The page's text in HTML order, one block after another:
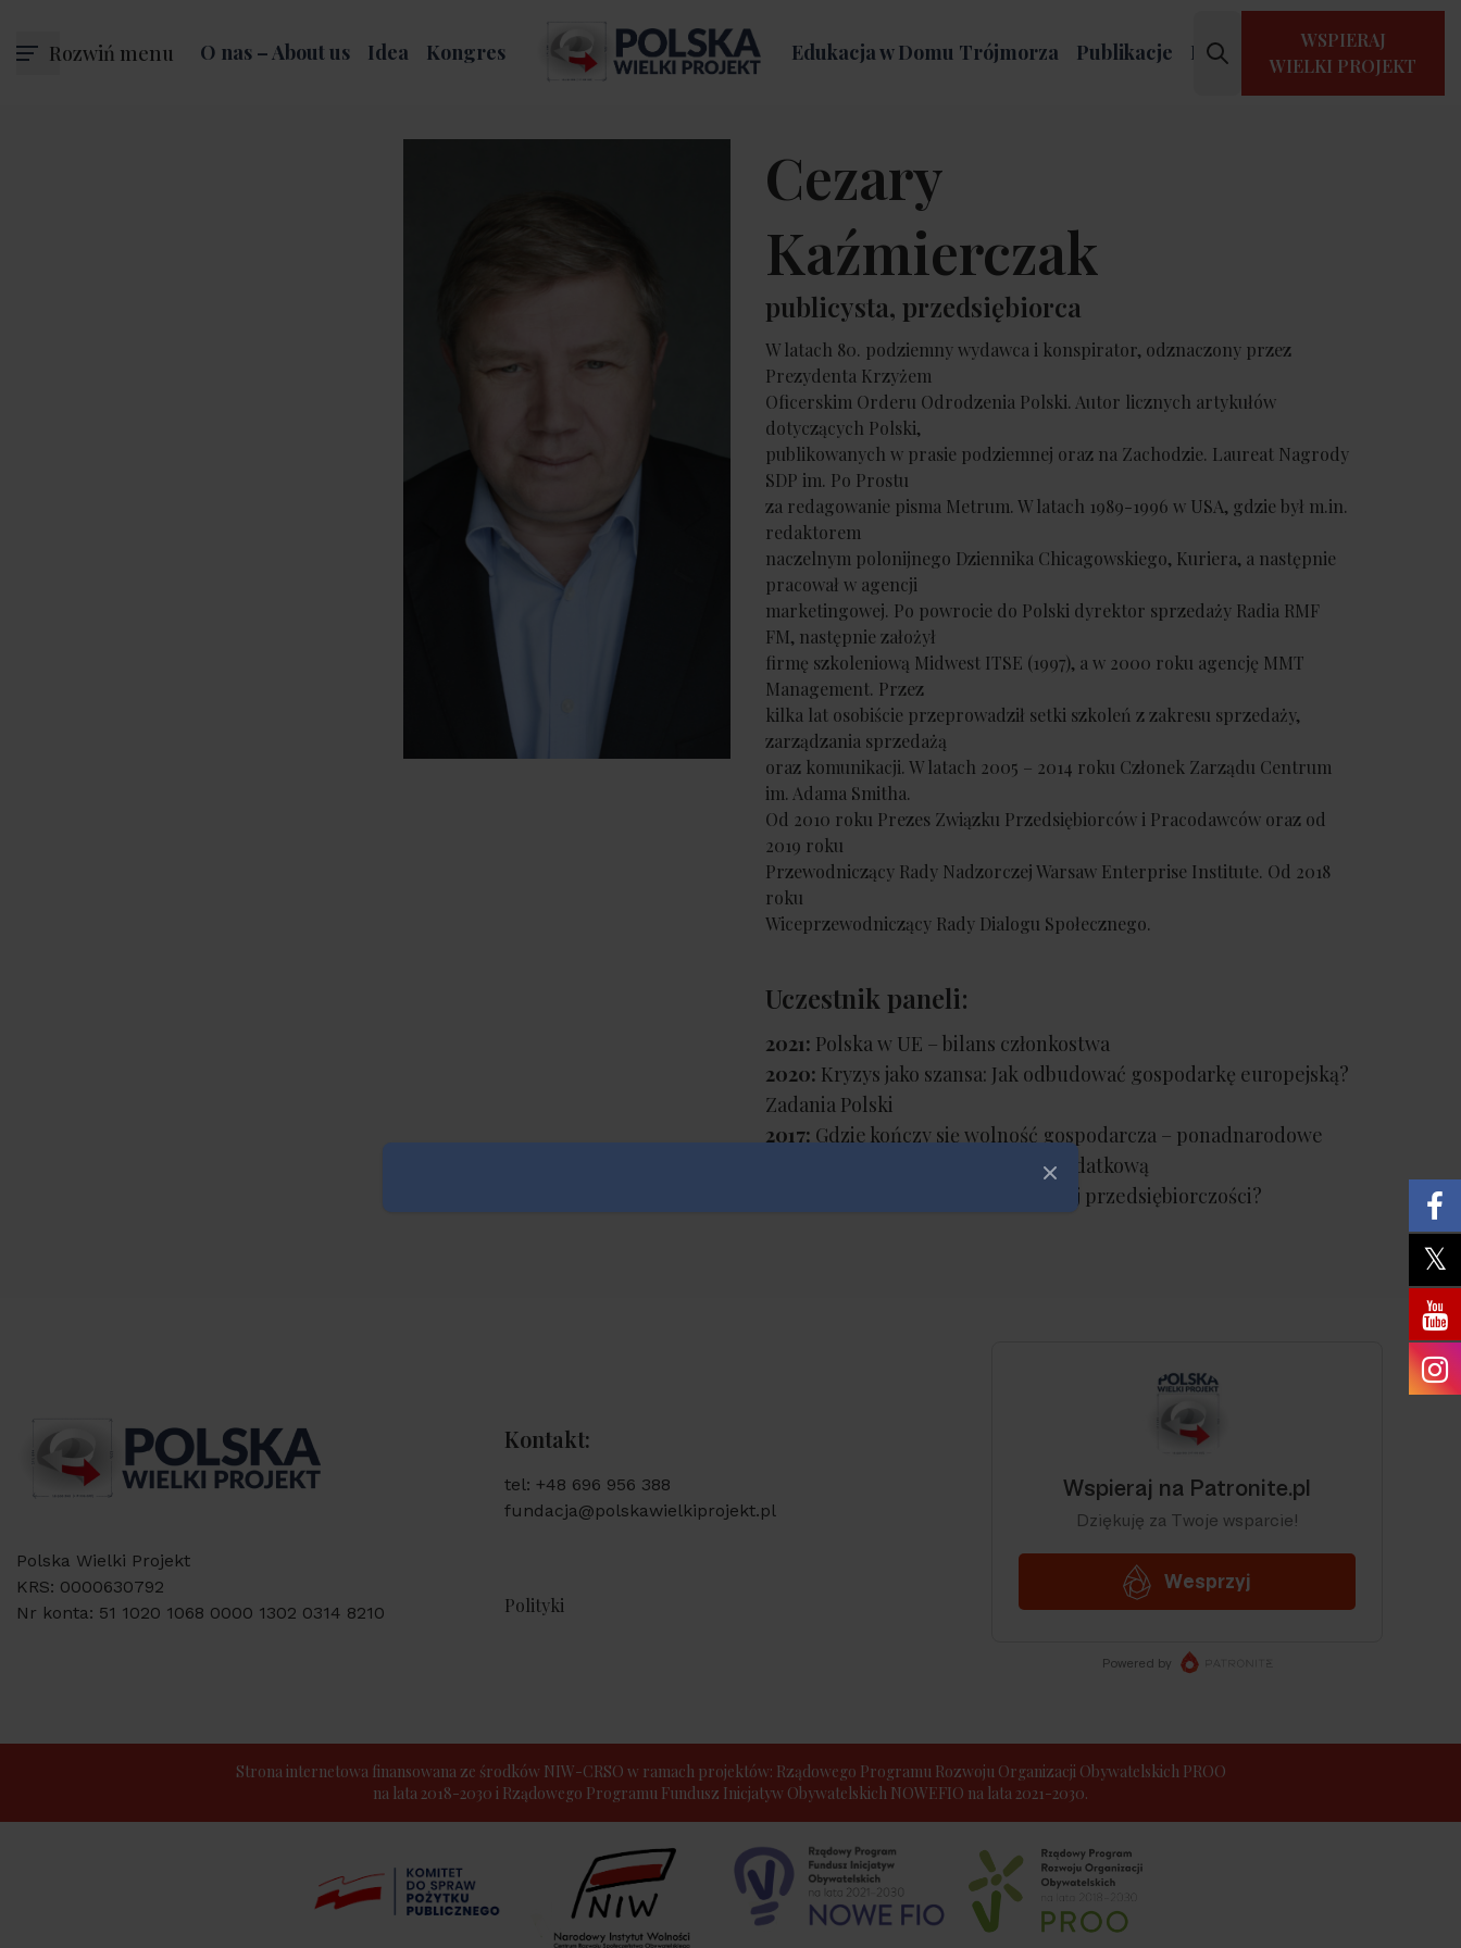
Rozwiń menu O nas – About us Idea Kongres Edukacja w Domu Trójmorza Publikacje Kontakt
WSPIERAJ
WIELKI PROJEKT
Cezary
Kaźmierczak
publicysta, przedsiębiorca
W latach 80. podziemny wydawca i konspirator, odznaczony przez
Prezydenta Krzyżem
Oficerskim Orderu Odrodzenia Polski. Autor licznych artykułów
dotyczących Polski,
publikowanych w prasie podziemnej oraz na Zachodzie. Laureat Nagrody
SDP im. Po Prostu
za redagowanie pisma Metrum. W latach 1989-1996 w USA, gdzie był m.in.
redaktorem
naczelnym polonijnego Dziennika Chicagowskiego, Kuriera, a następnie
pracował w agencji
marketingowej. Po powrocie do Polski dyrektor sprzedaży Radia RMF
FM, następnie założył
firmę szkoleniową Midwest ITSE (1997), a w 2000 roku agencję MMT
Management. Przez
kilka lat osobiście przeprowadził setki szkoleń z zakresu sprzedaży,
zarządzania sprzedażą
oraz komunikacji. W latach 2005 – 2014 roku Członek Zarządu Centrum
im. Adama Smitha.
Od 2010 roku Prezes Związku Przedsiębiorców i Pracodawców oraz od
2019 roku
Przewodniczący Rady Nadzorczej Warsaw Enterprise Institute. Od 2018
roku
Wiceprzewodniczący Rady Dialogu Społecznego.
Uczestnik paneli:
2021: Polska w UE – bilans członkostwa
2020: Kryzys jako szansa: Jak odbudować gospodarkę europejską?
Zadania Polski
2017: Gdzie kończy się wolność gospodarcza – ponadnarodowe
wyzwanie walki z optymalizacją podatkową
Jak uwolnić potencjał polskiej przedsiębiorczości?
Polska Wielki Projekt
KRS: 0000630792
Nr konta: 51 1020 1068 0000 1302 0314 8210
Kontakt:
tel: +48 696 956 388
fundacja@polskawielkiprojekt.pl
Polityki
Strona internetowa finansowana ze środków NIW-CRSO w ramach projektów: Rządowego Programu Rozwoju Organizacji Obywatelskich PROO
na lata 2018-2030 i Rządowego Programu Fundusz Inicjatyw Obywatelskich NOWEFIO na lata 2021-2030.
Zamknij